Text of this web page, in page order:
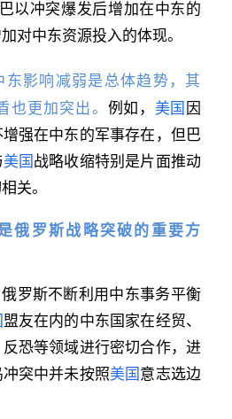
以冲突爆发后增加在中东的
对中东资源投入的体现。
东影响减弱是总体趋势，其
也更加突出。 例如， 美国 因
强在中东的军事存在，但巴
美国 战略收缩特别是片面推动
关。
俄罗斯战略突破的重要方
罗斯不断利用中东事务平衡
盟友在内的中东国家在经贸、
恐等领域进行密切合作，进
突中并未按照美国 意志选边